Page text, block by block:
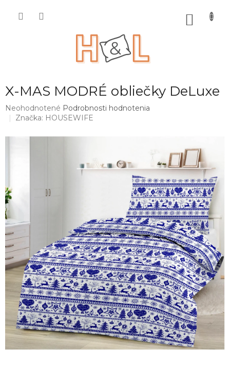
X-MAS MODRÉ obliečky DeLuxe
Priemerné
hodnotenie
je
Neohodnotené Podrobnosti hodnotenia
Značka: HOUSEWIFE